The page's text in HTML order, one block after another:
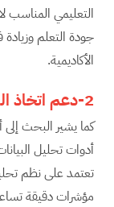
التعليمي المناسب
جودة التعلم
الأكاديمية.
2-دعم اتخاذ القرار التربوي
كما يشير البحث
أدوات تحليل
تعتمد على نظم
مؤشرات دقيقة